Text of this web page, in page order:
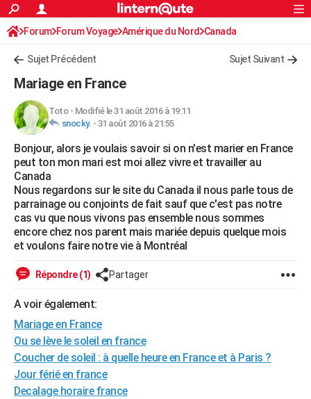
ACTUALITÉS
Politique
Société
Faits Divers
Education
Monde
Villes
+
FINANCE
Retraite
Impôts
Epargne
Immobilier
Risques naturels par ville
Banque
Assurance
Crédit
AUTO
Essais
Réserver un essai
Citadines
Berlines
SUV
Forum auto
+HIGH-TECH
Mobiles
Meilleur smartphone
Internet
Ordinateurs
Jeux vidéo
Guide high-tech
+BRICOLAGE
Forum
Aménagement intérieur
Extérieur
Cuisine
Salle de bains
Jardinage
Rangement
WEEK-END
Guides de France
Escapades
Patrimoine
Expositions
Musées
Week-end nature
LIFESTYLE
Art de vivre
Bien-être
Loisirs
Mode
Modes de vie
SANTE
VOYAGE
Destinations
City break
Voyage nature
Voyage de noces
Forum
Climat
PHOTO
GUIDES D'ACHAT
BONS PLANS
S'inscrire
Connexion
Forum Forum Voyage Amérique du Nord Canada
Sujet Précédent Sujet Suivant
Mariage en France
Toto- Modifié le 31 août 2016 à 19:11
snocky. - 31 août 2016 à 21:55
Bonjour, alors je voulais savoir si on n'est marier en France
peut ton mon mari est moi allez vivre et travailler au
Canada
Nous regardons sur le site du Canada il nous parle tous de
parrainage ou conjoints de fait sauf que c'est pas notre
cas vu que nous vivons pas ensemble nous sommes
encore chez nos parent mais mariée depuis quelque mois
et voulons faire notre vie à Montréal
Répondre (1) Partager
A voir également:
Mariage en France
Ou se lève le soleil en france
Coucher de soleil : à quelle heure en France et à Paris ?
Jour férié en france
Decalage horaire france